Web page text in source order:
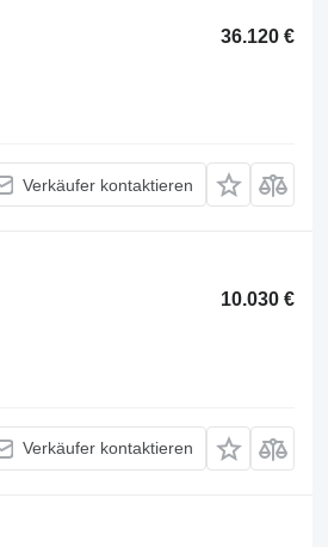
36.120 €
Verkäufer kontaktieren
10.030 €
Verkäufer kontaktieren